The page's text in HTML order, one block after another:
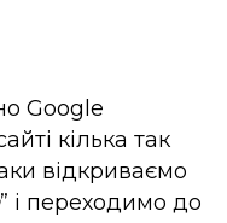
Google
кілька так
відкриваємо
” і переходимо до